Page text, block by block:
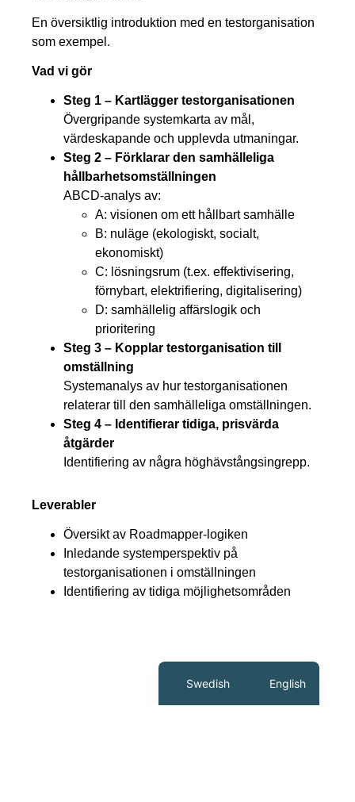
En översiktlig introduktion med en testorganisation
som exempel.
Vad vi gör
Steg 1 – Kartlägger testorganisationen
Övergripande systemkarta av mål,
värdeskapande och upplevda utmaningar.
Steg 2 – Förklarar den samhälleliga
hållbarhetsomställningen
ABCD-analys av:
A: visionen om ett hållbart samhälle
B: nuläge (ekologiskt, socialt,
ekonomiskt)
C: lösningsrum (t.ex. effektivisering,
förnybart, elektrifiering, digitalisering)
D: samhällelig affärslogik och
prioritering
Steg 3 – Kopplar testorganisation till
omställning
Systemanalys av hur testorganisationen
relaterar till den samhälleliga omställningen.
Steg 4 – Identifierar tidiga, prisvärda
åtgärder
Identifiering av några höghävstångsingrepp.
Leverabler
Översikt av Roadmapper-logiken
Inledande systemperspektiv på
testorganisationen i omställningen
Identifiering av tidiga möjlighetsområden
Swedish English